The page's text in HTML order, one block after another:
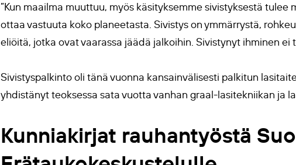
”Kun maailma muuttuu, myös käsityksemme sivistyksestä
ottaa vastuuta koko planeetasta. Sivistys on ymmärrystä,
eliöitä, jotka ovat vaarassa jäädä jalkoihin. Sivistynyt ihminen ei
Sivistyspalkinto oli tänä vuonna kansainvälisesti palkitun
yhdistänyt teoksessa sata vuotta vanhan graal-lasitekniikan ja
Kunniakirjat rauhantyöstä